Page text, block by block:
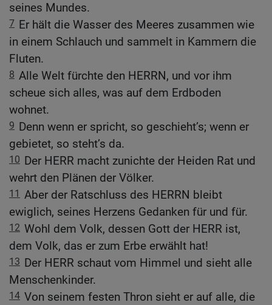
seines Mundes.
7 Er hält die Wasser des Meeres zusammen wie
in einem Schlauch und sammelt in Kammern die
Fluten.
8 Alle Welt fürchte den HERRN, und vor ihm
scheue sich alles, was auf dem Erdboden
wohnet.
9 Denn wenn er spricht, so geschieht’s; wenn er
gebietet, so steht’s da.
10 Der HERR macht zunichte der Heiden Rat und
wehrt den Plänen der Völker.
11 Aber der Ratschluss des HERRN bleibt
ewiglich, seines Herzens Gedanken für und für.
12 Wohl dem Volk, dessen Gott der HERR ist,
dem Volk, das er zum Erbe erwählt hat!
13 Der HERR schaut vom Himmel und sieht alle
Menschenkinder.
14 Von seinem festen Thron sieht er auf alle, die